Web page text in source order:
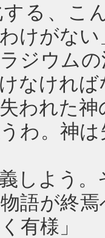
する、こ
けがない
ラジウム
なけれ
失われた
うわ。神
義しよう
物語が終
有様」